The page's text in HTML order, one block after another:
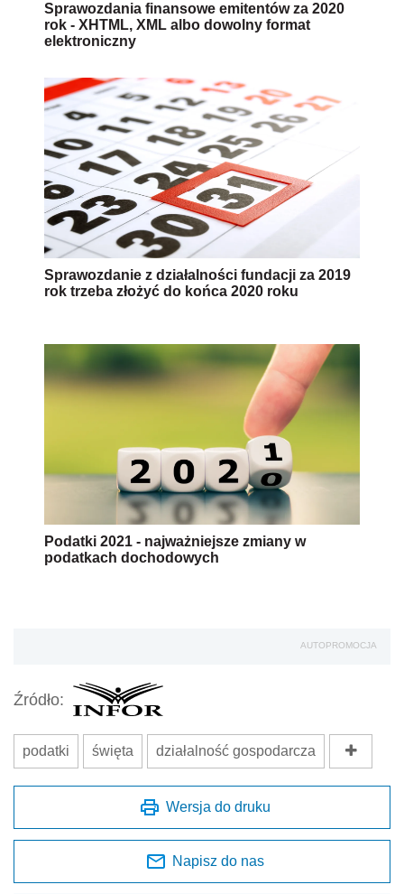
Sprawozdania finansowe emitentów za 2020
rok - XHTML, XML albo dowolny format
elektroniczny
Sprawozdanie z działalności fundacji za 2019
rok trzeba złożyć do końca 2020 roku
Podatki 2021 - najważniejsze zmiany w
podatkach dochodowych
AUTOPROMOCJA
Źródło:
podatki święta działalność gospodarcza
Wersja do druku
Napisz do nas